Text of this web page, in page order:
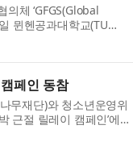
체 ‘GFGS(Global
뮌헨공과대학교(TU
을 개최했다. 이날
페인 동참
무재단)와 청소년운영위
근절 릴레이 캠페인’에
마트폰 중독에서 벗어...